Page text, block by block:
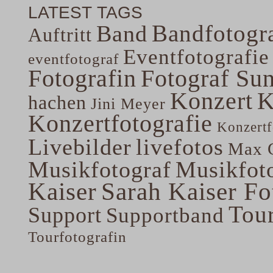
LATEST TAGS
Auftritt Band
eventfotograf Eventfotografie
Fotografin Fotograf
hachen Jini Meyer Konzert
Konzertfotografie
Livebilderlivefotos Max
Musikfotograf
Kaiser Sarah Kaiser
Support Supportband
Tourfotografin